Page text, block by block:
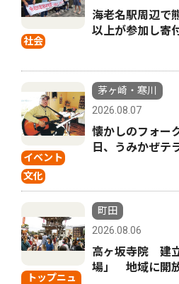
社会
海老名駅周辺で
以上が参加し寄
イベント
文化
茅ヶ崎・寒川
2026.08.07
懐かしのフォー
日、うみかぜテ
トップニュ
町田
2026.08.06
高ヶ坂寺院 建
場」 地域に開